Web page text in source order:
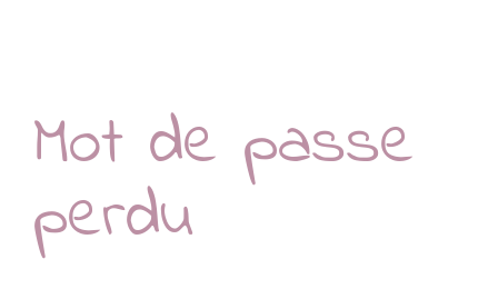
Mot de passe
perdu